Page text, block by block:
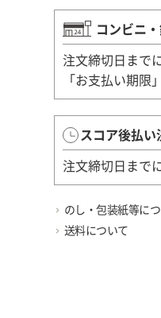
コンビニ
注文締切日まで
「お支払い期限
スコア後払い
注文締切日まで
のし・包装紙等に
送料について